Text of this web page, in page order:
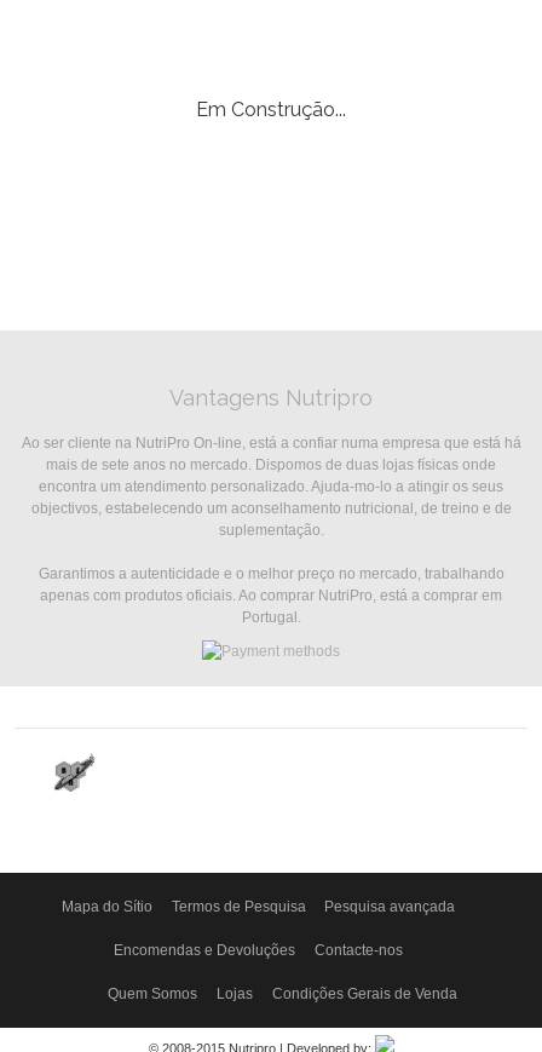
Em Construção...
Vantagens Nutripro
Ao ser cliente na NutriPro On-line, está a confiar numa empresa que está há
mais de sete anos no mercado. Dispomos de duas lojas físicas onde
encontra um atendimento personalizado. Ajuda-mo-lo a atingir os seus
objectivos, estabelecendo um aconselhamento nutricional, de treino e de
suplementação.
Garantimos a autenticidade e o melhor preço no mercado, trabalhando
apenas com produtos oficiais. Ao comprar NutriPro, está a comprar em
Portugal.
Mapa do Sítio Termos de Pesquisa Pesquisa avançada
Encomendas e Devoluções Contacte-nos
Quem Somos Lojas Condições Gerais de Venda
© 2008-2015 Nutripro | Developed by: